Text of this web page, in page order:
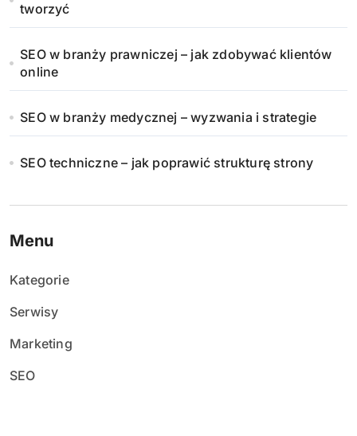
tworzyć
SEO w branży prawniczej – jak zdobywać klientów
online
SEO w branży medycznej – wyzwania i strategie
SEO techniczne – jak poprawić strukturę strony
Menu
Kategorie
Serwisy
Marketing
SEO